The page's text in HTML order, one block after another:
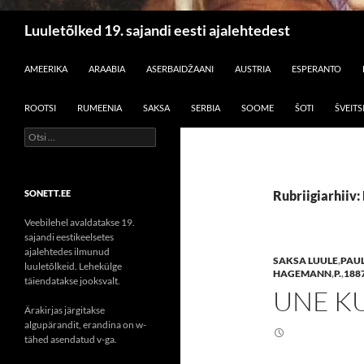
Luuletõlked 19. sajandi eesti ajalehtedest
AMEERIKA
ARAABIA ASERBAIDŽAANI AUSTRIA ESPERANTO
ROOTSI RUMEENIA SAKSA SERBIA SOOME ŠOTI ŠVEITSI
Rubriigiarhiiv:
SAKSA LUULE,
HAGEMANN,P.,
UNE
Otsi:
SONETT.EE
Veebilehel avaldatakse 19.
sajandi eestikeelsetes
ajalehtedes ilmunud
luuletõlkeid. Lehekülge
täiendatakse jooksvalt.
Ärakirjas järgitakse
algupärandit, erandina on w-
tähed asendatud v-ga.